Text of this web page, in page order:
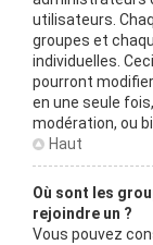
utilisateurs.
groupes et
individuelles.
pourront
en une seule
modération, ou
Haut
Où sont les
rejoindre un ?
Vous pouvez